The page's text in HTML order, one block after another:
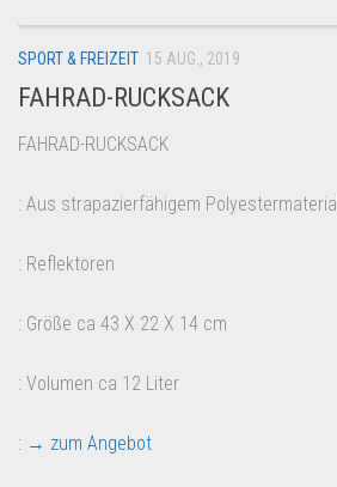
SPORT & FREIZEIT 15 AUG., 2019
FAHRAD-RUCKSACK
FAHRAD-RUCKSACK
: Aus strapazierfähigem Polyestermaterial
: Reflektoren
: Größe ca 43 X 22 X 14 cm
: Volumen ca 12 Liter
: → zum Angebot